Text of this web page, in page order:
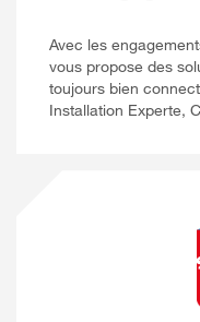
Avec les
vous propose des
toujours bien
Installation Experte,